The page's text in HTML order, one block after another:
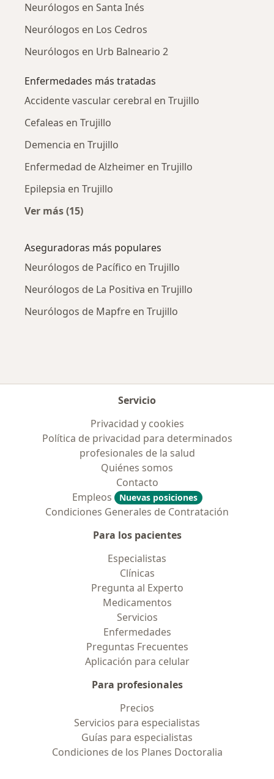
Neurólogos en Santa Inés
Neurólogos en Los Cedros
Neurólogos en Urb Balneario 2
Enfermedades más tratadas
Accidente vascular cerebral en Trujillo
Cefaleas en Trujillo
Demencia en Trujillo
Enfermedad de Alzheimer en Trujillo
Epilepsia en Trujillo
Ver más (15)
Aseguradoras más populares
Neurólogos de Pacífico en Trujillo
Neurólogos de La Positiva en Trujillo
Neurólogos de Mapfre en Trujillo
Servicio
Privacidad y cookies
Política de privacidad para determinados
profesionales de la salud
Quiénes somos
Contacto
Empleos
Nuevas posiciones
Condiciones Generales de Contratación
Para los pacientes
Especialistas
Clínicas
Pregunta al Experto
Medicamentos
Servicios
Enfermedades
Preguntas Frecuentes
Aplicación para celular
Para profesionales
Precios
Servicios para especialistas
Guías para especialistas
Condiciones de los Planes Doctoralia